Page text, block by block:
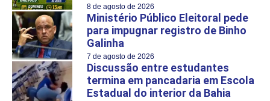
8 de agosto de 2026
Ministério Público Eleitoral pede
para impugnar registro de Binho
Galinha
7 de agosto de 2026
Discussão entre estudantes
termina em pancadaria em Escola
Estadual do interior da Bahia